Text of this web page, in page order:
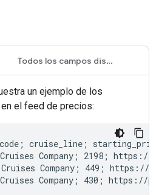
Todos los campos disponibles
un ejemplo de los
el feed de precios:
cruise_line;
Cruises Company; 2198; https://
Cruises Company; 449; https://